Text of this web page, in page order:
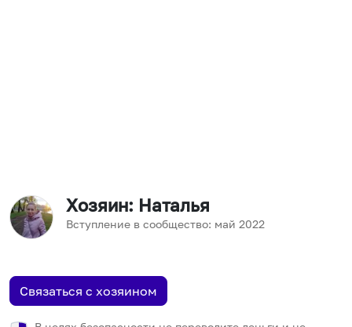
Хозяин: Наталья
Вступление в сообщество: май 2022
Связаться с хозяином